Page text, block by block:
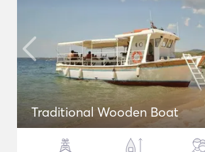
Traditional Wooden Boat